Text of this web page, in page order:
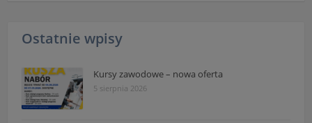
Ostatnie wpisy
Kursy zawodowe – nowa oferta
5 sierpnia 2026